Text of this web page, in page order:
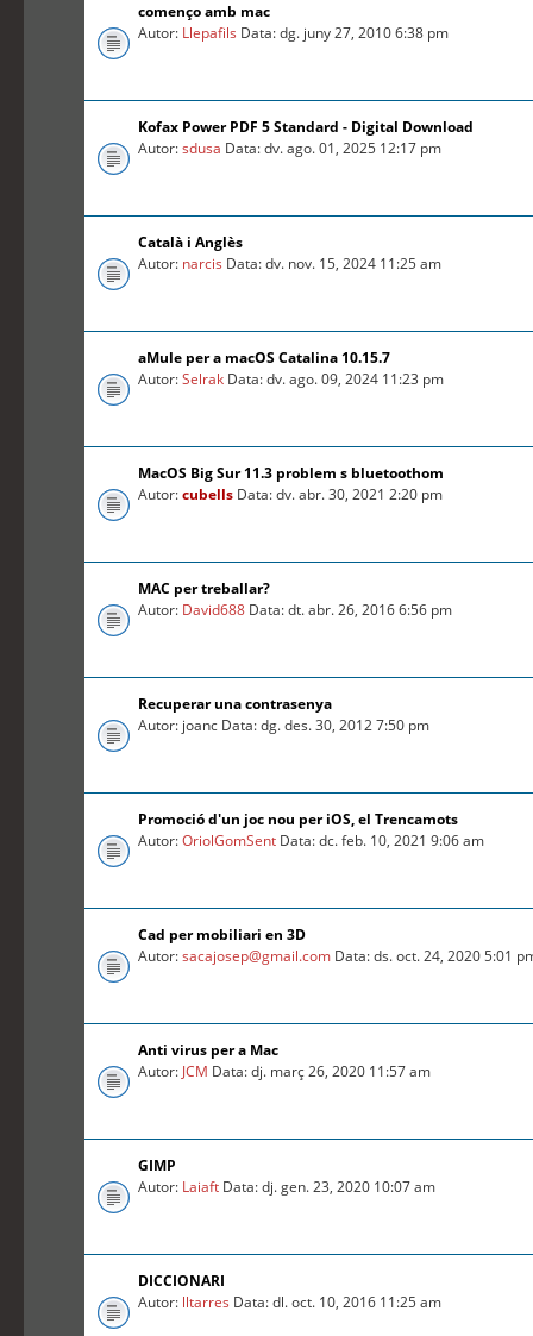
començo amb mac
Autor: Llepafils Data: dg. juny 27, 2010 6:38 pm
Kofax Power PDF 5 Standard - Digital Download
Autor:sdusa Data: dv. ago. 01, 2025 12:17 pm
Català i Anglès
Autor: narcis Data: dv. nov. 15, 2024 11:25 am
aMule per a macOS Catalina 10.15.7
Autor:Selrak Data: dv. ago. 09, 2024 11:23 pm
MacOS Big Sur 11.3 problem s bluetoothom
Autor:cubells Data: dv. abr. 30, 2021 2:20 pm
MAC per treballar?
Autor: David688 Data: dt. abr. 26, 2016 6:56 pm
Recuperar una contrasenya
Autor: joanc Data: dg. des. 30, 2012 7:50 pm
Promoció d'un joc nou per iOS, el Trencamots
Autor:OriolGomSent Data: dc. feb. 10, 2021 9:06 am
Cad per mobiliari en 3D
Autor:sacajosep@gmail.com Data: ds. oct. 24, 2020 5:01
Anti virus per a Mac
Autor: JCM Data: dj. març 26, 2020 11:57 am
GIMP
Autor: Laiaft Data: dj. gen. 23, 2020 10:07 am
DICCIONARI
Autor: lltarres Data: dl. oct. 10, 2016 11:25 am